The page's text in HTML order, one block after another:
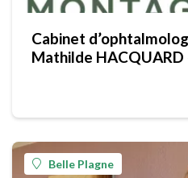
Cabinet
Mathilde HACQUARD
Belle Plagne